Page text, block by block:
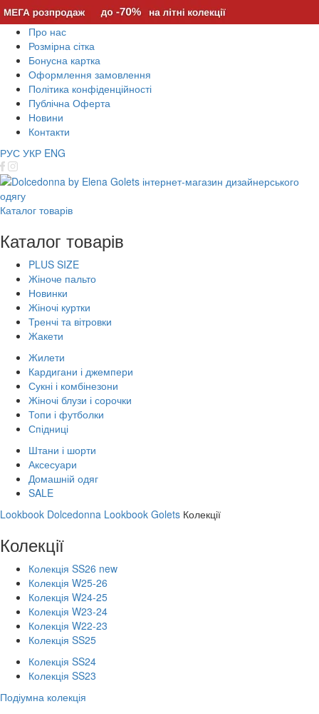
Про нас
Розмірна сітка
Бонусна картка
Оформлення замовлення
Політика конфіденційності
Публічна Оферта
Новини
Контакти
РУС УКР ENG
Каталог товарів
Каталог товарів
PLUS SIZE
Жіноче пальто
Новинки
Жіночі куртки
Тренчі та вітровки
Жакети
Жилети
Кардигани і джемпери
Сукні і комбінезони
Жіночі блузи і сорочки
Топи і футболки
Спідниці
Штани і шорти
Аксесуари
Домашній одяг
SALE
Lookbook Dolcedonna Lookbook Golets Колекції
Колекції
Колекція SS26 new
Колекція W25-26
Колекція W24-25
Колекція W23-24
Колекція W22-23
Колекція SS25
Колекція SS24
Колекція SS23
Подіумна колекція